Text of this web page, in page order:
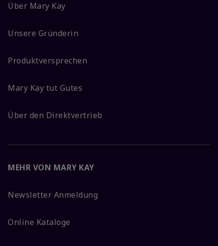
Über Mary Kay
Unsere Gründerin
Produktversprechen
Mary Kay tut Gutes
Über den Direktvertrieb
MEHR VON MARY KAY
Newsletter Anmeldung
Online Kataloge